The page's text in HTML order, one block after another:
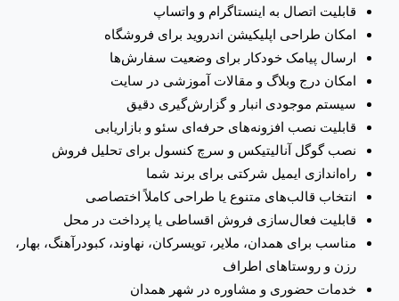
قابلیت اتصال به اینستاگرام و واتساپ
امکان طراحی اپلیکیشن اندروید برای فروشگاه
ارسال پیامک خودکار برای وضعیت سفارش‌ها
امکان درج وبلاگ و مقالات آموزشی در سایت
سیستم موجودی انبار و گزارش‌گیری دقیق
قابلیت نصب افزونه‌های حرفه‌ای سئو و بازاریابی
نصب گوگل آنالیتیکس و سرچ کنسول برای تحلیل فروش
راه‌اندازی ایمیل شرکتی برای برند شما
انتخاب قالب‌های متنوع یا طراحی کاملاً اختصاصی
قابلیت فعال‌سازی فروش اقساطی یا پرداخت در محل
مناسب برای همدان، ملایر، تویسرکان، نهاوند، کبودرآهنگ، بهار،
رزن و روستاهای اطراف
خدمات حضوری و مشاوره در شهر همدان